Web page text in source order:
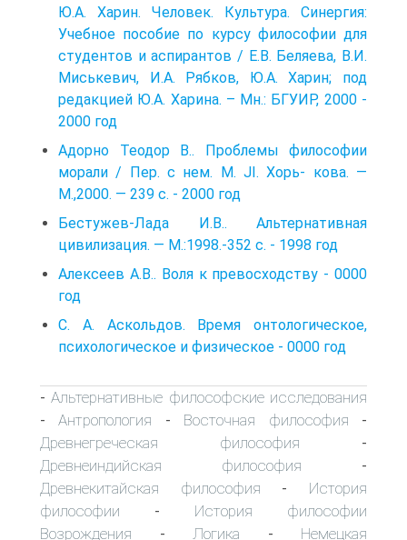
Ю.А. Харин. Человек. Культура. Синергия:
Учебное пособие по курсу философии для
студентов и аспирантов / Е.В. Беляева, В.И.
Миськевич, И.А. Рябков, Ю.А. Харин; под
редакцией Ю.А. Харина. – Мн.: БГУИР, 2000 -
2000 год
Адорно Теодор В.. Проблемы философии
морали / Пер. с нем. М. JI. Хорь- кова. —
М.,2000. — 239 с. - 2000 год
Бестужев-Лада И.В.. Альтернативная
цивилизация. — М.:1998.-352 с. - 1998 год
Алексеев А.В.. Воля к превосходству - 0000
год
С. А. Аскольдов. Время онтологическое,
психологическое и физическое - 0000 год
-Альтернативные философские исследования
-Антропология - Восточная философия -
Древнегреческая философия -
Древнеиндийская философия -
Древнекитайская философия - История
философии - История философии
Возрождения - Логика - Немецкая